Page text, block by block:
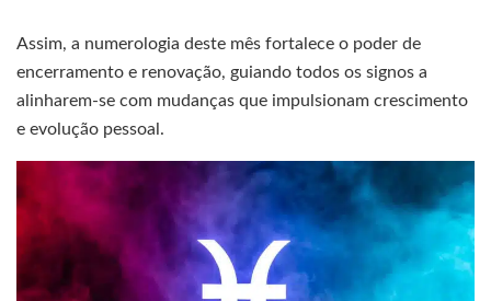
Assim, a numerologia deste mês fortalece o poder de
encerramento e renovação, guiando todos os signos a
alinharem-se com mudanças que impulsionam crescimento
e evolução pessoal.